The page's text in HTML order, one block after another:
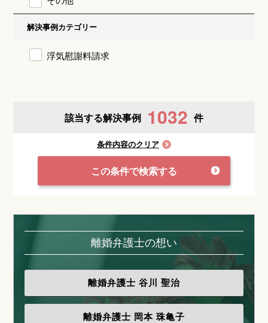
解決事例カテゴリー
浮気慰謝料請求
該当する解決事例 1032 件
条件内容のクリア
この条件で検索する
離婚弁護士の想い
離婚弁護士 谷川 聖治
離婚弁護士 岡本 珠亀子